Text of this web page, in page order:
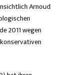
Arnoud
2011 wegen